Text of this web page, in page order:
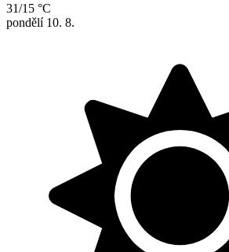
31/15 °C
pondělí 10. 8.